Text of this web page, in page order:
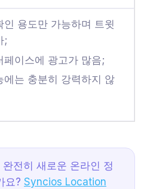
인 용도만 가능하며 트윗
;
페이스에 광고가 많음;
에는 충분히 강력하지 않
전히 새로운 온라인 정
요? Syncios Location